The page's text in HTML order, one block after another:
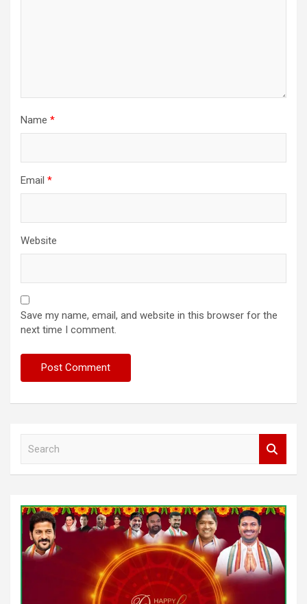
Name *
Email *
Website
Save my name, email, and website in this browser for the
next time I comment.
h